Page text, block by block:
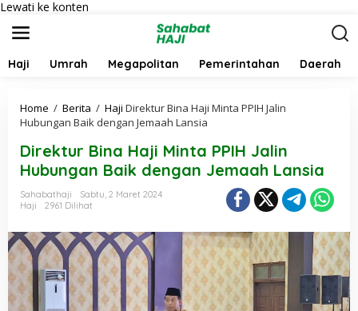
Lewati ke konten
Haji Umrah Megapolitan Pemerintahan Daerah
Home / Berita / Haji Direktur Bina Haji Minta PPIH Jalin
Hubungan Baik dengan Jemaah Lansia
Direktur Bina Haji Minta PPIH Jalin
Hubungan Baik dengan Jemaah Lansia
Sahabathaji
Sabtu, 2 Maret 2024
Haji
2961 Dilihat